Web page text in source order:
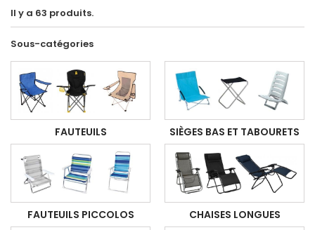
Il y a 63 produits.
Sous-catégories
FAUTEUILS SIÈGES BAS ET TABOURETS
FAUTEUILS PICCOLOS CHAISES LONGUES